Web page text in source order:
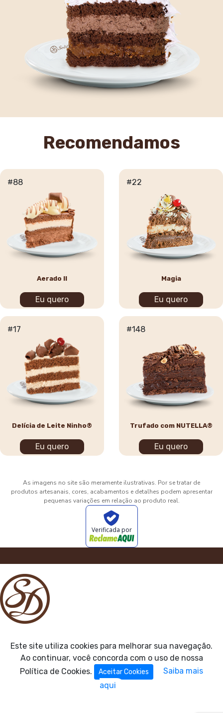
Recomendamos
#88
Aerado II
Eu quero
#22
Magia
Eu quero
#17
Delícia de Leite Ninho®
Eu quero
#148
Trufado com NUTELLA®
Eu quero
As imagens no site são meramente ilustrativas. Por se tratar de
produtos artesanais, cores, acabamentos e detalhes podem apresentar
pequenas variações em relação ao produto real.
Verificada por
Este site utiliza cookies para melhorar sua navegação.
Ao continuar, você concorda com o uso de nossa
Política de Cookies.
Aceitar Cookies
Saiba mais
aqui